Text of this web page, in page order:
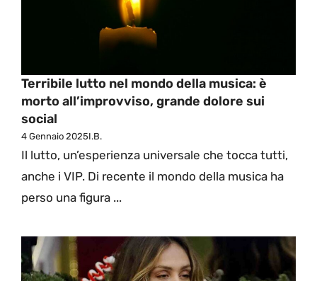
Terribile lutto nel mondo della musica: è
morto all’improvviso, grande dolore sui
social
4 Gennaio 2025I.B.
Il lutto, un’esperienza universale che tocca tutti,
anche i VIP. Di recente il mondo della musica ha
perso una figura ...